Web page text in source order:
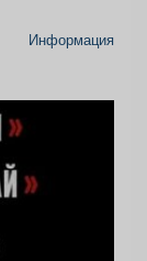
Информация